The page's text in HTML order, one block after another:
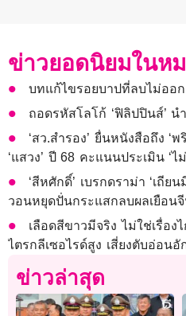
ข่าวยอดนิยมในห
บทแก้ไขรอยบาปที่ลบไม่ออก
ถอดรหัสโลโก้ ‘ฟิลิปปินส์’ น
‘สว.สำรอง’ ยื่นหนังสือถึง ‘
‘แสวง’ ปี 68 คะแนนประเมิน ‘ไ
‘สีหศักดิ์’ เบรกดราม่า ‘เถีย
วอนหยุดปั่นกระแสกลบผลเยือน
เลือดสีขาวมีจริง ไม่ใช่เรื่อ
ไตรกลีเซอไรด์สูง เสี่ยงตับอ่อนอั
ข่าวล่าสุด